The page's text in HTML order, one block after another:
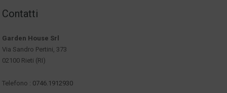
Contatti
Garden House Srl
Via Sandro Pertini, 373
02100 Rieti (RI)
Telefono : 0746.1912930